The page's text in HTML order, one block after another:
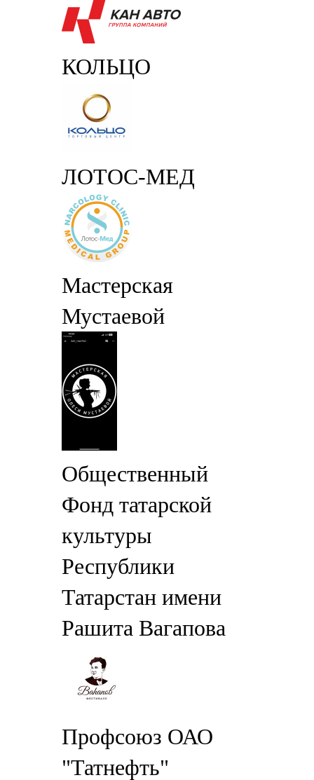
КОЛЬЦО
ЛОТОС-МЕД
Мастерская
Мустаевой
Общественный
Фонд татарской
культуры
Республики
Татарстан имени
Рашита Вагапова
Профсоюз ОАО
"Татнефть"